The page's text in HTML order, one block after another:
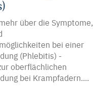
über die Symptome,
bei einer
(Phlebitis) -
oberflächlichen
bei Krampfadern....